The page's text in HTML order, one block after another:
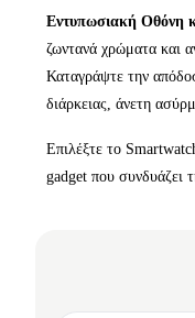
Εντυπωσιακή Οθόνη
ζωντανά χρώματα και
Καταγράψτε την
διάρκειας, άνετη
Επιλέξτε το
gadget που συνδυάζει